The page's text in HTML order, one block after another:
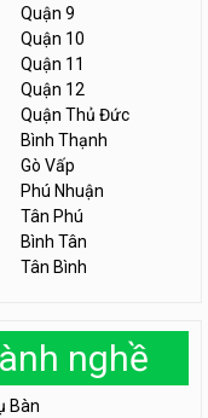
Quận 9
Quận 10
Quận 11
Quận 12
Quận Thủ Đức
Bình Thạnh
Gò Vấp
Phú Nhuận
Tân Phú
Bình Tân
Tân Bình
nghề
Bàn